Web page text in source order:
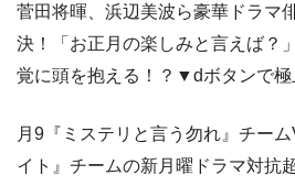
菅田将暉、浜辺美波ら豪華ドラマ
決！「お正月の楽しみと言えば？
覚に頭を抱える！？▼dボタンで極
月9『ミステリと言う勿れ』チー
イト』チームの新月曜ドラマ対抗